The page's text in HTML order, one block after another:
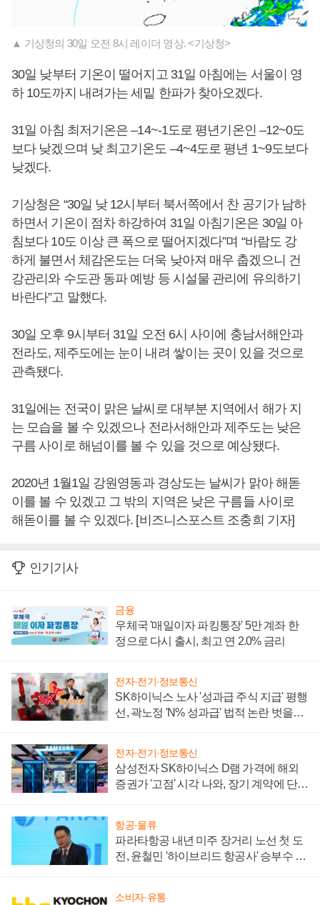
▲ 기상청의 30일 오전 8시 레이더 영상. <기상청>
30일 낮부터 기온이 떨어지고 31일 아침에는 서울이 영
하 10도까지 내려가는 세밑 한파가 찾아오겠다.
31일 아침 최저기온은 –14~-1도로 평년기온인 –12~0도
보다 낮겠으며 낮 최고기온도 –4~4도로 평년 1~9도보다
낮겠다.
기상청은 “30일 낮 12시부터 북서쪽에서 찬 공기가 남하
하면서 기온이 점차 하강하여 31일 아침기온은 30일 아
침보다 10도 이상 큰 폭으로 떨어지겠다”며 “바람도 강
하게 불면서 체감온도는 더욱 낮아져 매우 춥겠으니 건
강관리와 수도관 동파 예방 등 시설물 관리에 유의하기
바란다”고 말했다.
30일 오후 9시부터 31일 오전 6시 사이에 충남서해안과
전라도, 제주도에는 눈이 내려 쌓이는 곳이 있을 것으로
관측됐다.
31일에는 전국이 맑은 날씨로 대부분 지역에서 해가 지
는 모습을 볼 수 있겠으나 전라서해안과 제주도는 낮은
구름 사이로 해넘이를 볼 수 있을 것으로 예상됐다.
2020년 1월1일 강원영동과 경상도는 날씨가 맑아 해돋
이를 볼 수 있겠고 그 밖의 지역은 낮은 구름들 사이로
해돋이를 볼 수 있겠다. [비즈니스포스트 조충희 기자]
인기기사
금융
우체국 '매일이자 파킹통장' 5만 계좌 한
정으로 다시 출시, 최고 연 2.0% 금리
전자·전기·정보통신
SK하이닉스 노사 '성과급 주식 지급' 평행
선, 곽노정 'N% 성과급' 법적 논란 벗을지
전자·전기·정보통신
삼성전자 SK하이닉스 D램 가격에 해외
증권가 '고점' 시각 나와, 장기 계약에 단점
항공·물류
파라타항공 내년 미주 장거리 노선 첫 도
전, 윤철민 '하이브리드 항공사' 승부수 통
소비자·유통